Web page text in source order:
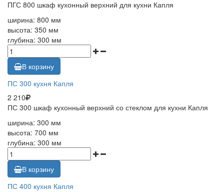
ПГС 800 шкаф кухонный верхний для кухни Капля
ширина: 800 мм
высота: 350 мм
глубина: 300 мм
В корзину
ПС 300 кухня Капля
2 210
ПС 300 шкаф кухонный верхний со стеклом для кухни Капля
ширина: 300 мм
высота: 700 мм
глубина: 300 мм
В корзину
ПС 400 кухня Капля